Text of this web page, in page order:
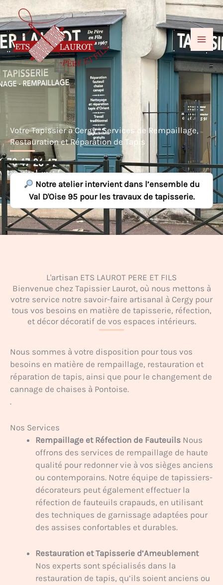
Aller
au
contenu
Votre Tapissier à Cergy : Services de Rempaillage,
Restauration et Réparation de Tapis
Notre atelier intervient dans l’ensemble du
Val D'Oise 95 pour les travaux de tapisserie.
L'artisan ETS LAUROT PERE ET FILS
Bienvenue chez Tapissier Laurot, où nous mettons à
votre service notre savoir-faire artisanal à Cergy pour
tous vos besoins en matière de tapisserie, réfection,
et décor décoratif de vos espaces intérieurs.
Nous sommes à votre disposition pour tous vos
besoins en matière de rempaillage, restauration et
réparation de tapis, ainsi que pour le changement de
cannage de chaises à Pontoise.
.
Nos Services
Rempaillage et Réfection de Fauteuils Nous
offrons des services de rempaillage de haute
qualité pour redonner vie à vos sièges anciens
ou contemporains. Notre équipe de tapissiers-
décorateurs peut également effectuer la
réfection de fauteuils crapauds, en utilisant
des techniques de garnissage adaptées pour
des assises confortables et durables.
Restauration et Tapisserie d’Ameublement
Nos experts sont spécialisés dans la
restauration de tapis, qu’ils soient anciens ou